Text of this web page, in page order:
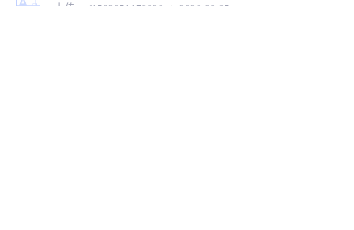
上传: cof1583051178920 2020-09-25